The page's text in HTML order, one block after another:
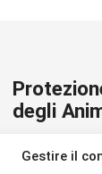
Gestire il
degli